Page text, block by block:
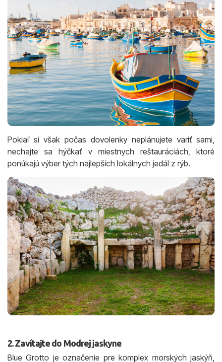
Pokiaľ si však počas dovolenky neplánujete variť sami,
nechajte sa hýčkať v miestnych reštauráciách, ktoré
ponúkajú výber tých najlepších lokálnych jedál z rýb.
2. Zavítajte do Modrej jaskyne
Blue Grotto je označenie pre komplex morských jaskýň,